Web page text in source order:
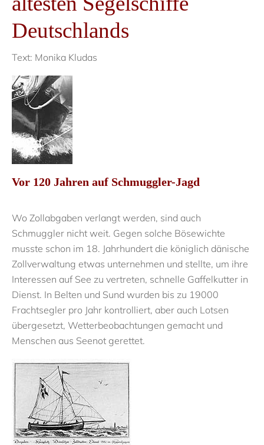
Deutschlands
Text: Monika Kludas
Vor 120 Jahren auf Schmuggler-Jagd
Wo Zollabgaben verlangt werden, sind auch
Schmuggler nicht weit. Gegen solche Bösewichte
musste schon im 18. Jahrhundert die königlich dänische
Zollverwaltung etwas unternehmen und stellte, um ihre
Interessen auf See zu vertreten, schnelle Gaffelkutter in
Dienst. In Belten und Sund wurden bis zu 19000
Frachtsegler pro Jahr kontrolliert, aber auch Lotsen
übergesetzt, Wetterbeobachtungen gemacht und
Menschen aus Seenot gerettet.